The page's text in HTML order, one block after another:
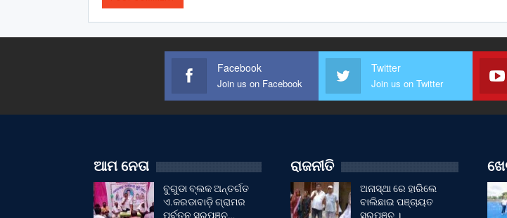
Facebook
Join us on Facebook
Twitter
Join us on Twitter
ଆମ ନେତା
ବୁଗୁଡା ବ୍ଲକ ଅନ୍ତର୍ଗତ
ଏ.କରଡାବାଡ଼ି ଗ୍ରାମର
ପୂର୍ବତନ ସରପଞ୍ଚ…
ରାଜନୀତି
ଅନାସ୍ଥା ରେ ହାରିଲେ
ବାଲିଛାଇ ପଞ୍ଚାୟତ
ସରପଞ୍ଚ ।